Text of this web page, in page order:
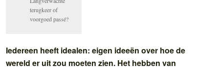
terugkeer of
voorgoed passé?
Iedereen heeft idealen: eigen ideeën over hoe de
wereld er uit zou moeten zien. Het hebben van